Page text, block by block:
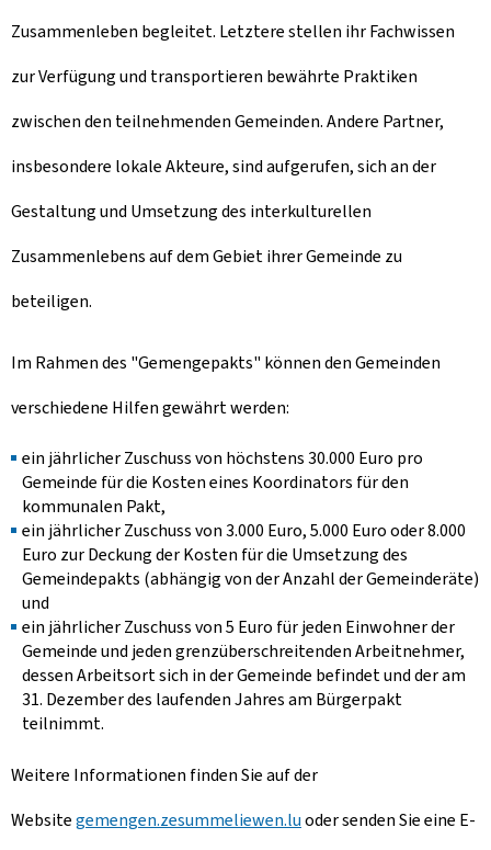
Zusammenleben begleitet. Letztere stellen ihr Fachwissen
zur Verfügung und transportieren bewährte Praktiken
zwischen den teilnehmenden Gemeinden. Andere Partner,
insbesondere lokale Akteure, sind aufgerufen, sich an der
Gestaltung und Umsetzung des interkulturellen
Zusammenlebens auf dem Gebiet ihrer Gemeinde zu
beteiligen.
Im Rahmen des "Gemengepakts" können den Gemeinden
verschiedene Hilfen gewährt werden:
ein jährlicher Zuschuss von höchstens 30.000 Euro pro
Gemeinde für die Kosten eines Koordinators für den
kommunalen Pakt,
ein jährlicher Zuschuss von 3.000 Euro, 5.000 Euro oder 8.000
Euro zur Deckung der Kosten für die Umsetzung des
Gemeindepakts (abhängig von der Anzahl der Gemeinderäte)
und
ein jährlicher Zuschuss von 5 Euro für jeden Einwohner der
Gemeinde und jeden grenzüberschreitenden Arbeitnehmer,
dessen Arbeitsort sich in der Gemeinde befindet und der am
31. Dezember des laufenden Jahres am Bürgerpakt
teilnimmt.
Weitere Informationen finden Sie auf der
Websitegemengen.zesummeliewen.luoder senden Sie eine E-